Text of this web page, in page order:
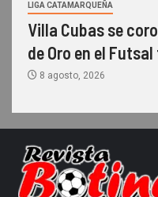
LIGA CATAMARQUEÑA
Villa Cubas se
de Oro en el
8 agosto, 2026